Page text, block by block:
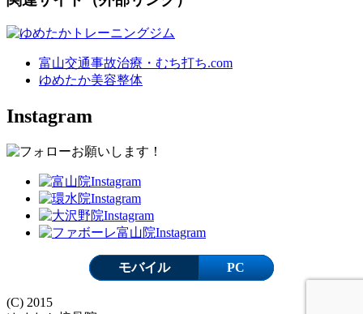
富山交通事故治療・むち打ち.com
ゆめたか美容整体
Instagram
モバイル PC
(C) 2015